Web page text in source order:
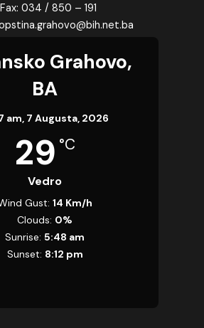
Fax: 034 / 850 – 191
Grahovo,
BA
am, 7 Augusta, 2026
29 °C
Vedro
Gust: 14 Km/h
Clouds: 0%
Sunrise: 5:48 am
Sunset: 8:12 pm